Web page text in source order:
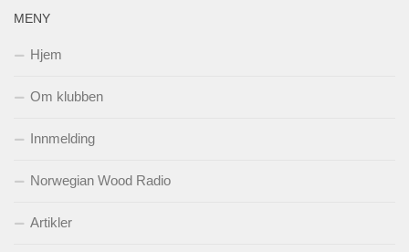
MENY
Hjem
Om klubben
Innmelding
Norwegian Wood Radio
Artikler